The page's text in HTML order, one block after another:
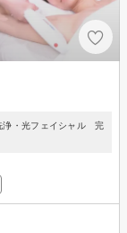
浄・光フェイシャル 完